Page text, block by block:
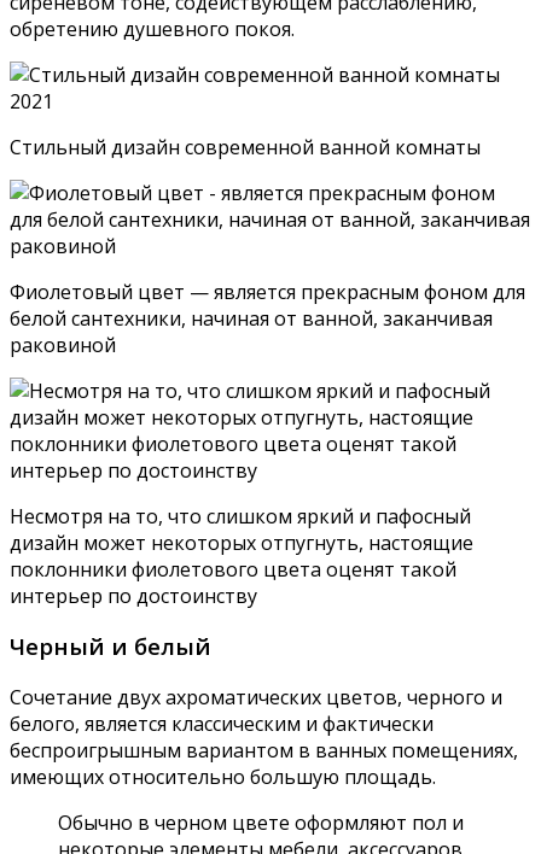
обретению душевного покоя.
Стильный дизайн современной ванной комнаты
Фиолетовый цвет — является прекрасным фоном для
белой сантехники, начиная от ванной, заканчивая
раковиной
Несмотря на то, что слишком яркий и пафосный
дизайн может некоторых отпугнуть, настоящие
поклонники фиолетового цвета оценят такой
интерьер по достоинству
Черный и белый
Сочетание двух ахроматических цветов, черного и
белого, является классическим и фактически
беспроигрышным вариантом в ванных помещениях,
имеющих относительно большую площадь.
Обычно в черном цвете оформляют пол и